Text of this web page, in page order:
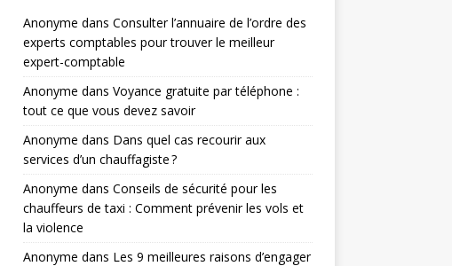
Anonyme dans Consulter l’annuaire de l’ordre des
experts comptables pour trouver le meilleur
expert-comptable
Anonyme dans Voyance gratuite par téléphone :
tout ce que vous devez savoir
Anonyme dans Dans quel cas recourir aux
services d’un chauffagiste ?
Anonyme dans Conseils de sécurité pour les
chauffeurs de taxi : Comment prévenir les vols et
la violence
Anonyme dans Les 9 meilleures raisons d’engager